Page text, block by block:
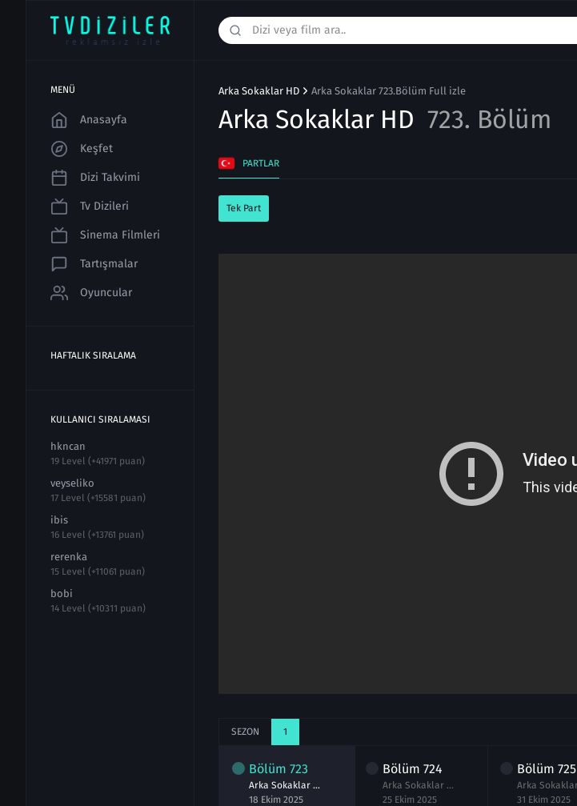
MENÜ
Anasayfa
Keşfet
Dizi Takvimi
Tv Dizileri
Sinema Filmleri
Tartışmalar
Oyuncular
HAFTALIK SIRALAMA
KULLANICI SIRALAMASI
hkncan
19 Level (+41971 puan)
veyseliko
17 Level (+15581 puan)
ibis
16 Level (+13761 puan)
rerenka
15 Level (+11061 puan)
bobi
14 Level (+10311 puan)
Arka Sokaklar HD Arka Sokaklar 723.Bölüm Full izle
Arka Sokaklar HD 723. Bölüm
PARTLAR
Tek Part
SEZON 1
Bölüm 723
Arka Sokaklar 723.Bölüm Full izle
18 Ekim 2025
Bölüm724
Arka Sokaklar 724.Bölüm izle Full
25 Ekim 2025
Bölüm 725
31 Ekim 2025